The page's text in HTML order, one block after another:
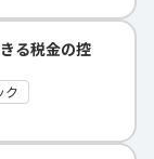
る税金の控
ク